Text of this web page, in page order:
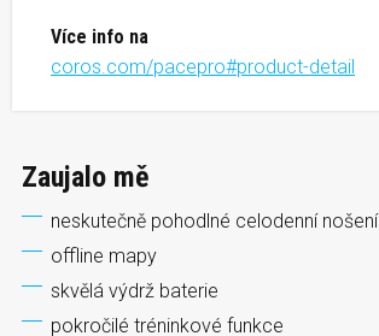
Více info na
coros.com/pacepro#product-detail
Zaujalo mě
neskutečně pohodlné celodenní nošení
offline mapy
skvělá výdrž baterie
pokročilé tréninkové funkce